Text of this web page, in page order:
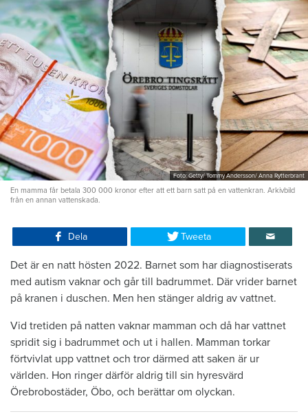
Foto: Getty/ Tommy Andersson/ Anna Rytterbrant
En mamma får betala 300 000 kronor efter att ett barn satt på en vattenkran. Arkivbild
från en annan vattenskada.
Dela Tweeta
Det är en natt hösten 2022. Barnet som har diagnostiserats
med autism vaknar och går till badrummet. Där vrider barnet
på kranen i duschen. Men hen stänger aldrig av vattnet.
Vid tretiden på natten vaknar mamman och då har vattnet
spridit sig i badrummet och ut i hallen. Mamman torkar
förtvivlat upp vattnet och tror därmed att saken är ur
världen. Hon ringer därför aldrig till sin hyresvärd
Örebrobostäder, Öbo, och berättar om olyckan.